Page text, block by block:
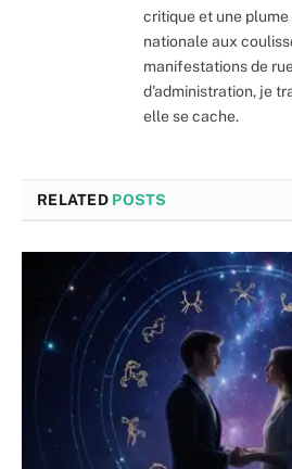
critique et une
nationale aux
manifestations de
d'administration, je
elle se cache.
RELATED POSTS